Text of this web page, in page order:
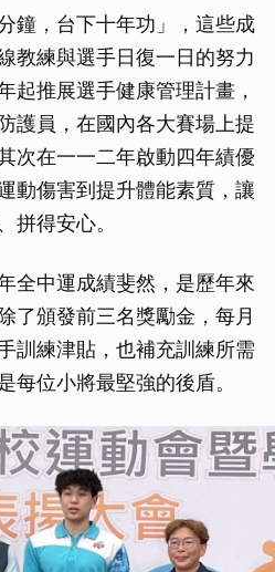
鐘，台下十年功」，這些成
教練與選手日復一日的努力
起推展選手健康管理計畫，
護員，在國內各大賽場上提
次在一一二年啟動四年績優
動傷害到提升體能素質，讓
拼得安心。
全中運成績斐然，是歷年來
了頒發前三名獎勵金，每月
訓練津貼，也補充訓練所需
每位小將最堅強的後盾。